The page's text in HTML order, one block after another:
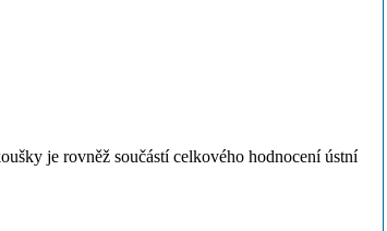
je rovněž součástí celkového hodnocení ústní